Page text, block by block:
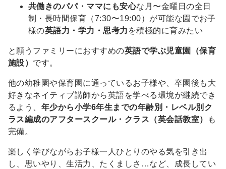
共働きのパパ・ママにも安心な月〜金曜日の全日
制・長時間保育（7:30〜19:00）が可能な園でお子
様の英語力・学力・思考力 を積極的に育みたい
と願うファミリーにおすすめの英語で学ぶ児童園（保育
施設） です。
他の幼稚園や保育園に通っているお子様や、卒園後も大
好きなネイティブ講師から英語を学べる環境が継続でき
るよう、 年少から小学6年生までの年齢別・レベル別ク
ラス編成のアフタースクール・クラス（英会話教室）
も
完備。
楽しく学びながらお子様一人ひとりのやる気を引き出
し、思いやり、生活力、たくましさ…など、成長してい